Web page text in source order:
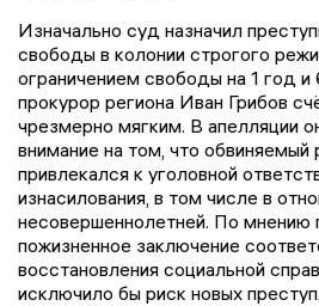
Изначально суд назначил
свободы в колонии строгого
ограничением свободы на 1 год
прокурор региона Иван Грибов
чрезмерно мягким. В апелляции
внимание на том, что обвиняемый
привлекался к уголовной
изнасилования, в том числе в
несовершеннолетней. По мнению
пожизненное заключение
восстановления социальной
исключило бы риск новых